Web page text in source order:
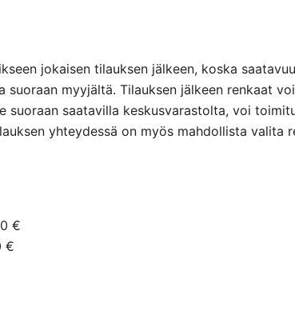
jokaisen tilauksen jälkeen, koska
suoraan myyjältä. Tilauksen jälkeen renkaat
saatavilla keskusvarastolta, voi
yhteydessä on myös mahdollista valita
€
€